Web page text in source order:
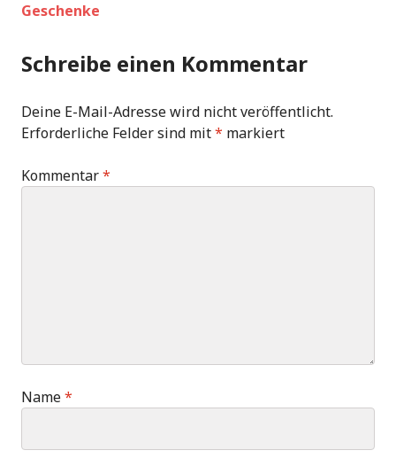
Geschenke
Schreibe einen Kommentar
Deine E-Mail-Adresse wird nicht veröffentlicht.
Erforderliche Felder sind mit* markiert
Kommentar*
Name*